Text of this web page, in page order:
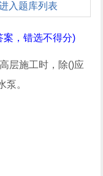
入题库列表
案，错选不得分)
层施工时，除()应
泵。